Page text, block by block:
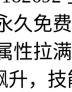
久免
性拉
升，